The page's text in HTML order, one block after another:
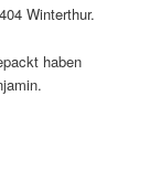
Winterthur.
haben